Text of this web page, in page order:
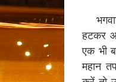
हटकर
एक भी
महान